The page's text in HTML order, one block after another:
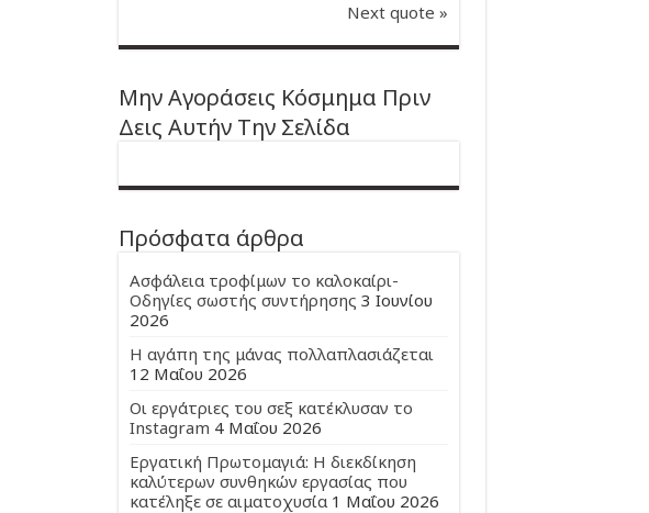
Next quote »
Μην Αγοράσεις Κόσμημα Πριν
Δεις Αυτήν Την Σελίδα
Πρόσφατα άρθρα
Ασφάλεια τροφίμων το καλοκαίρι-
Οδηγίες σωστής συντήρησης 3 Ιουνίου
2026
Η αγάπη της μάνας πολλαπλασιάζεται
12 Μαΐου 2026
Οι εργάτριες του σεξ κατέκλυσαν το
Instagram 4 Μαΐου 2026
Εργατική Πρωτομαγιά: Η διεκδίκηση
καλύτερων συνθηκών εργασίας που
κατέληξε σε αιματοχυσία 1 Μαΐου 2026